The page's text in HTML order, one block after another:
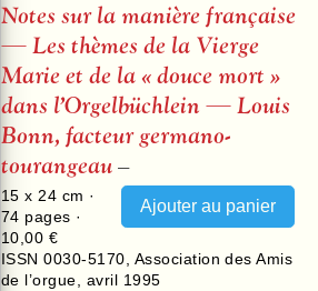
Notes sur la manière française
— Les thèmes de la Vierge
Marie et de la « douce mort »
dans l’Orgelbüchlein — Louis
Bonn, facteur germano-
tourangeau–
15 x 24 cm ·
74 pages ·
10,00 €
ISSN 0030-5170 Association des Amis
de l’orgue
avril 1995